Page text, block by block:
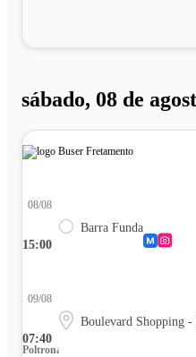
sábado, 08 de
15:00
08/08
Barra Funda
07:40
09/08
Boulevard Shopping -
Poltrona